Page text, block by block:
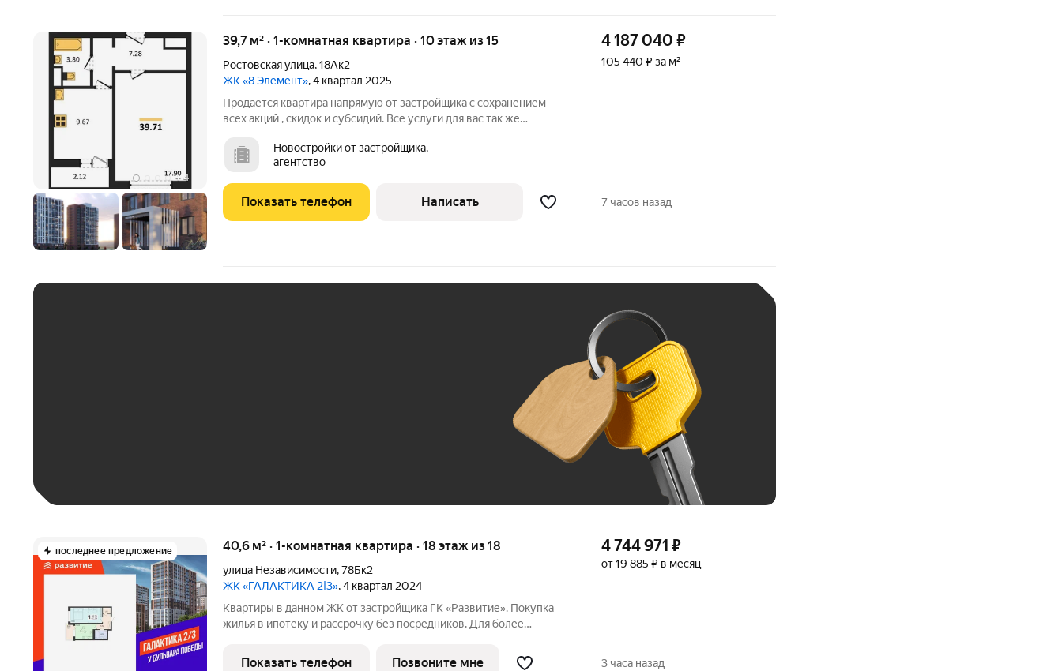
+4
39,7 м² · 1-комнатная квартира · 10 этаж из 15
Ростовская улица,18Ак2
ЖК «8 Элемент», 4 квартал 2025
Продается квартира напрямую от застройщика с сохранением
всех акций , скидок и субсидий. Все услуги для вас так же
ТЕЛЕВИЗОР на кухню. Жилой комплекс возводится в
Левобережном районе г. Воронежа
Новостройки от застройщика,
агентство
4 187 040 ₽
105 440 ₽ за м²
Показать телефон Написать 7 часов назад
последнее предложение 40,6 м² · 1-комнатная квартира · 18 этаж из 18
улица Независимости,78Бк2
ЖК «ГАЛАКТИКА 2|3», 4 квартал 2024
Квартиры в данном ЖК от застройщика ГК «Развитие». Покупка
жилья в ипотеку и рассрочку без посредников. Для более
в отдел продаж застройщика.
4 744 971 ₽
от 19 885 ₽ в месяц
Показать телефон Позвоните мне 3 часа назад